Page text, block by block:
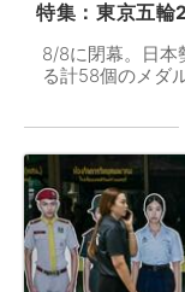
特集：東京五
8/8に閉幕。日本
る計58個のメダ